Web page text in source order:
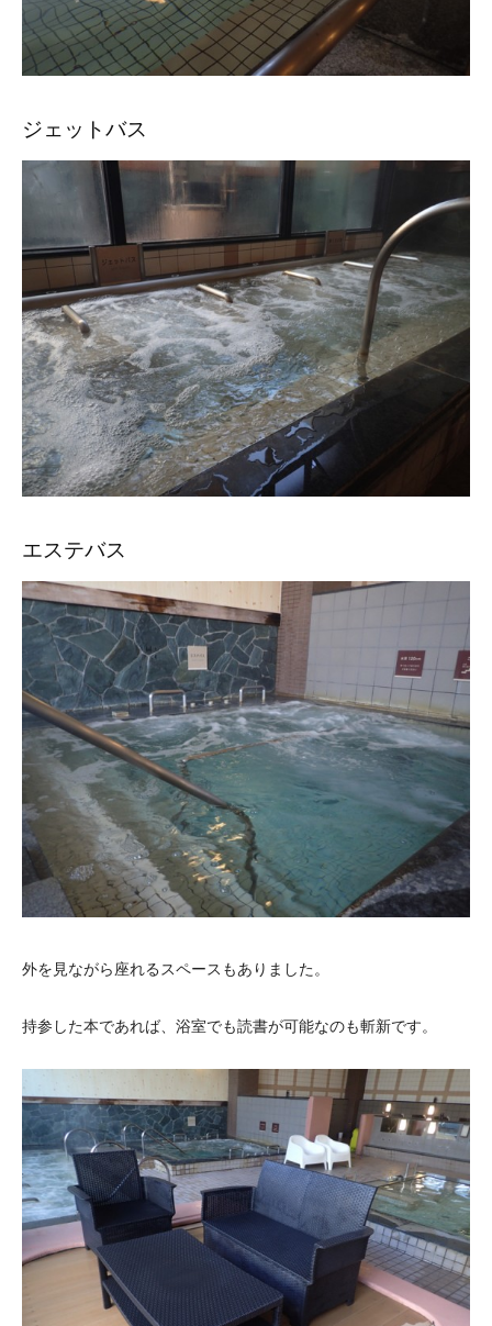
ジェットバス
エステバス
外を見ながら座れるスペースもありました。
持参した本であれば、浴室でも読書が可能なのも斬新です。